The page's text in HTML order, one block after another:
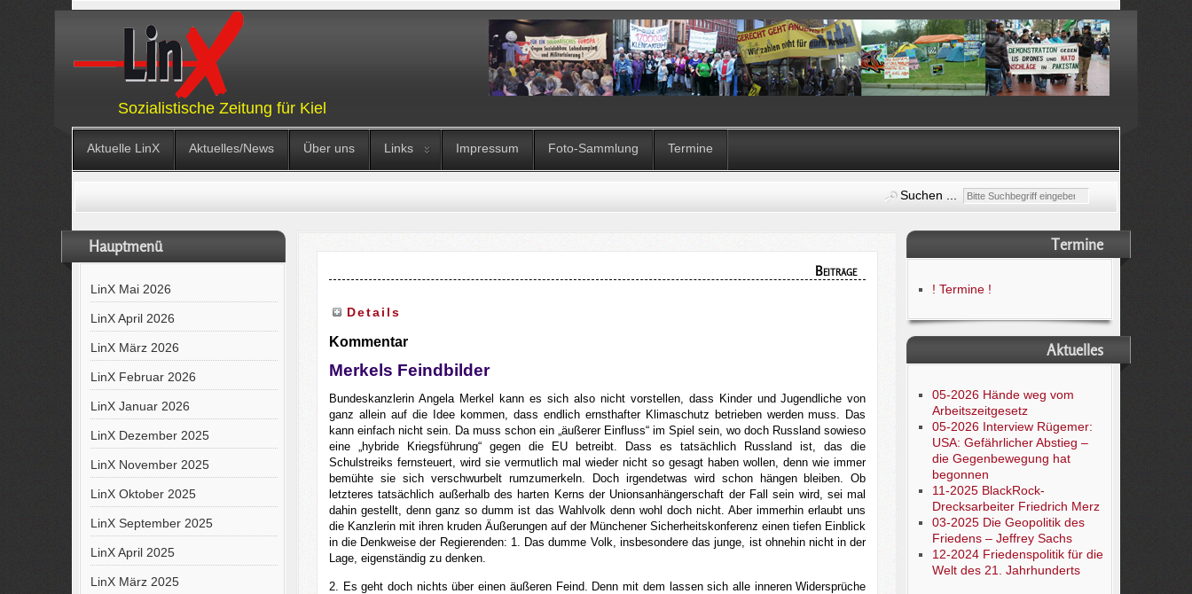
Sozialistische Zeitung für Kiel
Aktuelle LinX Aktuelles/News Über uns Links Impressum Foto-Sammlung Termine
Suchen ...
Hauptmenü
LinX Mai 2026
LinX April 2026
LinX März 2026
LinX Februar 2026
LinX Januar 2026
LinX Dezember 2025
LinX November 2025
LinX Oktober 2025
LinX September 2025
LinX April 2025
LinX März 2025
Beiträge
Details
Kommentar
Merkels Feindbilder
Bundeskanzlerin Angela Merkel kann es sich also nicht vorstellen, dass Kinder und Jugendliche von
ganz allein auf die Idee kommen, dass endlich ernsthafter Klimaschutz betrieben werden muss. Das
kann einfach nicht sein. Da muss schon ein „äußerer Einfluss“ im Spiel sein, wo doch Russland sowieso
eine „hybride Kriegsführung“ gegen die EU betreibt. Dass es tatsächlich Russland ist, das die
Schulstreiks fernsteuert, wird sie vermutlich mal wieder nicht so gesagt haben wollen, denn wie immer
bemühte sie sich verschwurbelt rumzumerkeln. Doch irgendetwas wird schon hängen bleiben. Ob
letzteres tatsächlich außerhalb des harten Kerns der Unionsanhängerschaft der Fall sein wird, sei mal
dahin gestellt, denn ganz so dumm ist das Wahlvolk denn wohl doch nicht. Aber immerhin erlaubt uns
die Kanzlerin mit ihren kruden Äußerungen auf der Münchener Sicherheitskonferenz einen tiefen Einblick
in die Denkweise der Regierenden: 1. Das dumme Volk, insbesondere das junge, ist ohnehin nicht in der
Lage, eigenständig zu denken.
2. Es geht doch nichts über einen äußeren Feind. Denn mit dem lassen sich alle inneren Widersprüche
Termine
! Termine !
Aktuelles
05-2026 Hände weg vom
Arbeitszeitgesetz
05-2026 Interview Rügemer:
USA: Gefährlicher Abstieg –
die Gegenbewegung hat
begonnen
11-2025 BlackRock-
Drecksarbeiter Friedrich Merz
03-2025 Die Geopolitik des
Friedens – Jeffrey Sachs
12-2024 Friedenspolitik für die
Welt des 21. Jahrhunderts